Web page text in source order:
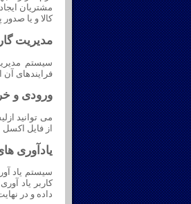
مشتریان
کالا و یا
مدیریت
سیستم
فرایندهای
ورودی و
می توانید
از فایل اکسل
یادآوری
سیستم یاد
کاربر یاد
داده و در